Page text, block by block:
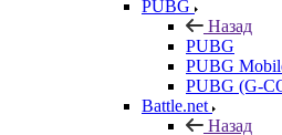
PUBG
Назад
PUBG
PUBG
PUBG (G-
Battle.net
Назад